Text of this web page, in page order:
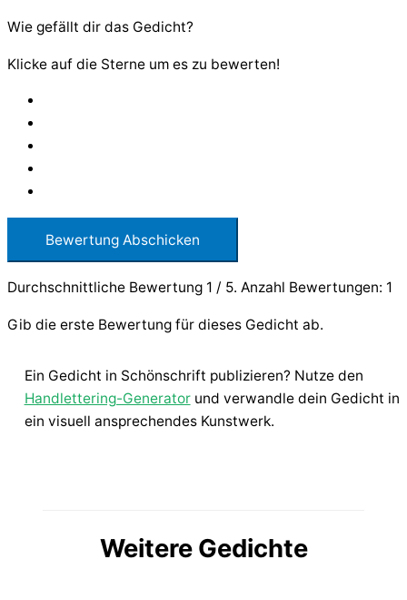
Wie gefällt dir das Gedicht?
Klicke auf die Sterne um es zu bewerten!
Bewertung Abschicken
Durchschnittliche Bewertung 1 / 5. Anzahl Bewertungen: 1
Gib die erste Bewertung für dieses Gedicht ab.
Ein Gedicht in Schönschrift publizieren? Nutze den
Handlettering-Generatorund verwandle dein Gedicht in
ein visuell ansprechendes Kunstwerk.
Weitere Gedichte